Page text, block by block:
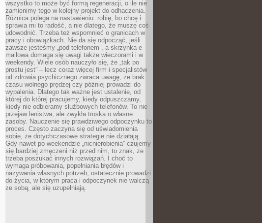
wszystko to może być formą regeneracji, o ile nie
zamienimy tego w kolejny projekt do odhaczenia.
Różnica polega na nastawieniu: robię, bo chcę i
sprawia mi to radość, a nie dlatego, że muszę coś
udowodnić. Trzeba też wspomnieć o granicach w
pracy i obowiązkach. Nie da się odpocząć, jeśli
zawsze jesteśmy „pod telefonem”, a skrzynka e-
mailowa domaga się uwagi także wieczorami i w
weekendy. Wiele osób nauczyło się, że „tak po
prostu jest” – lecz coraz więcej firm i specjalistów
od zdrowia psychicznego zwraca uwagę, że brak
czasu wolnego prędzej czy później prowadzi do
wypalenia. Dlatego tak ważne jest ustalenie, od
której do której pracujemy, kiedy odpuszczamy,
kiedy nie odbieramy służbowych telefonów. To nie
przejaw lenistwa, ale zwykła troska o własne
zasoby. Nauczenie się prawdziwego odpoczynku to
proces. Często zaczyna się od uświadomienia
sobie, że dotychczasowe strategie nie działają.
Gdy nawet po weekendzie „nicnierobienia” czujemy
się bardziej zmęczeni niż przed nim, to znak, że
trzeba poszukać innych rozwiązań. I choć to
wymaga próbowania, popełniania błędów i
nazywania własnych potrzeb, ostatecznie prowadzi
do życia, w którym praca i odpoczynek nie walczą
ze sobą, ale się uzupełniają.